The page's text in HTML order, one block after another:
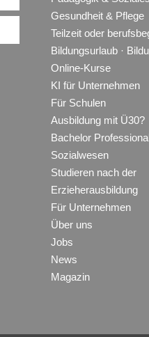
Gesundheit & Pflege
Teilzeit oder
Bildungsurlaub ·
Online-Kurse
KI für Unternehmen
Für Schulen
Ausbildung mit Ü30?
Bachelor
Sozialwesen
Studieren nach der
Erzieherausbildung
Für Unternehmen
Über uns
Jobs
News
Magazin